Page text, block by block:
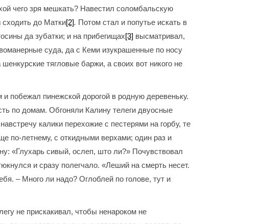
чего зря мешкать? Навестил соломбальскую
до Матки[2]. Потом стал и попутье искать в
да зубатки; и на прибегищах[3] высматривал,
суда, да с Кеми изукрашенные по носу
тягловые баржи, а своих вот никого не
побежал пинежской дорогой в родную деревеньку.
по домам. Обгоняли Калину телеги двуосные
калики перехожие с пестерями на горбу, те
по-летнему, с откидными верхами; один раз и
«Глухарь сивый, ослеп, што ли?» Почувствовал
и сразу полегчало. «Леший на смерть несет.
– Много ли надо? Оглоблей по голове, тут и
не прискакивал, чтобы ненароком не